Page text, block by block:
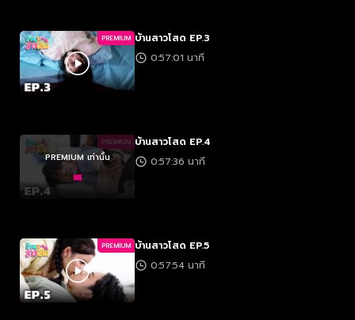
PREMIUM บ้านสาวโสด EP.3
0:57:01 นาที
PREMIUM
PREMIUM เท่านั้น
บ้านสาวโสด EP.4
0:57:36 นาที
PREMIUM บ้านสาวโสด EP.5
0:57:54 นาที